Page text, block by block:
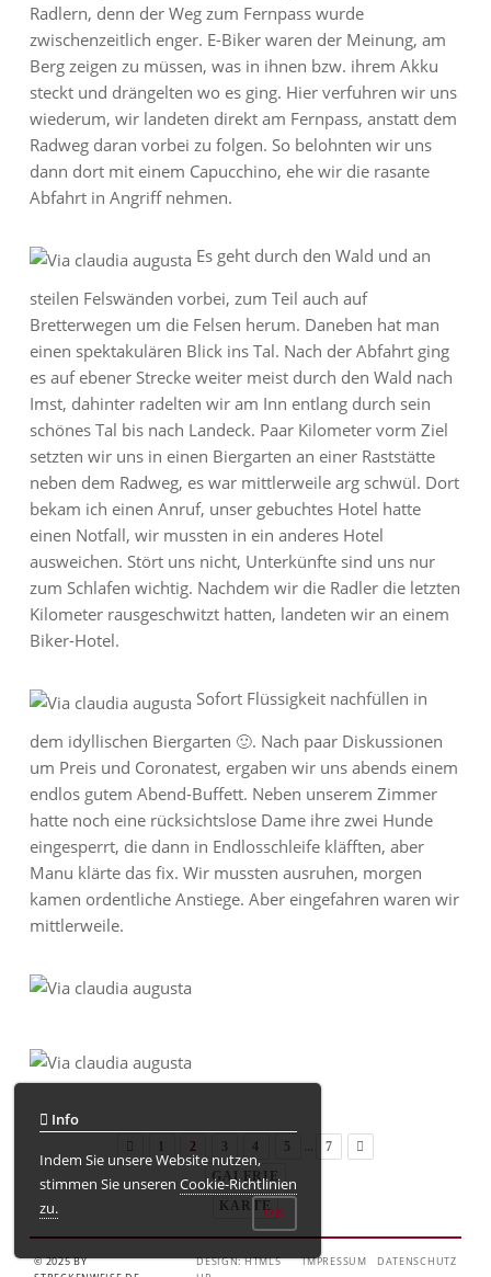
Radlern, denn der Weg zum Fernpass wurde
zwischenzeitlich enger. E-Biker waren der Meinung, am
Berg zeigen zu müssen, was in ihnen bzw. ihrem Akku
steckt und drängelten wo es ging. Hier verfuhren wir uns
wiederum, wir landeten direkt am Fernpass, anstatt dem
Radweg daran vorbei zu folgen. So belohnten wir uns
dann dort mit einem Capucchino, ehe wir die rasante
Abfahrt in Angriff nehmen.
Es geht durch den Wald und an
steilen Felswänden vorbei, zum Teil auch auf
Bretterwegen um die Felsen herum. Daneben hat man
einen spektakulären Blick ins Tal. Nach der Abfahrt ging
es auf ebener Strecke weiter meist durch den Wald nach
Imst, dahinter radelten wir am Inn entlang durch sein
schönes Tal bis nach Landeck. Paar Kilometer vorm Ziel
setzten wir uns in einen Biergarten an einer Raststätte
neben dem Radweg, es war mittlerweile arg schwül. Dort
bekam ich einen Anruf, unser gebuchtes Hotel hatte
einen Notfall, wir mussten in ein anderes Hotel
ausweichen. Stört uns nicht, Unterkünfte sind uns nur
zum Schlafen wichtig. Nachdem wir die Radler die letzten
Kilometer rausgeschwitzt hatten, landeten wir an einem
Biker-Hotel.
Sofort Flüssigkeit nachfüllen in
dem idyllischen Biergarten 🙂. Nach paar Diskussionen
um Preis und Coronatest, ergaben wir uns abends einem
endlos gutem Abend-Buffett. Neben unserem Zimmer
hatte noch eine rücksichtslose Dame ihre zwei Hunde
eingesperrt, die dann in Endlosschleife kläfften, aber
Manu klärte das fix. Wir mussten ausruhen, morgen
kamen ordentliche Anstiege. Aber eingefahren waren wir
mittlerweile.
2 3 4 5 ...
7
GALERIE
KARTE
Info
Indem Sie unsere Website nutzen,
stimmen Sie unseren Cookie-Richtlinien
zu.
OK
© 2025 BY
DESIGN: HTML5
IMPRESSUM DATENSCHUTZ